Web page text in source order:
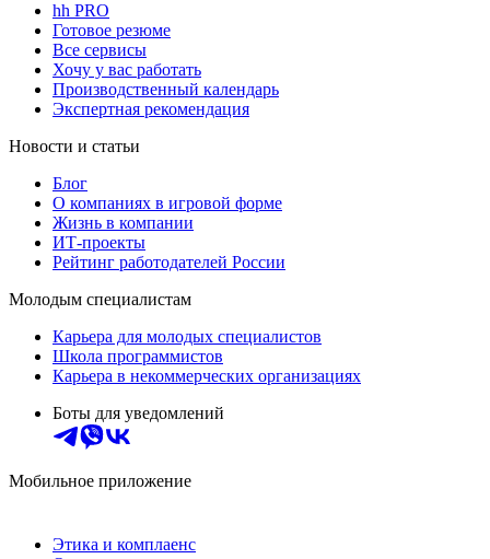
hh PRO
Готовое резюме
Все сервисы
Хочу у вас работать
Производственный календарь
Экспертная рекомендация
Новости и статьи
Блог
О компаниях в игровой форме
Жизнь в компании
ИТ-проекты
Рейтинг работодателей России
Молодым специалистам
Карьера для молодых специалистов
Школа программистов
Карьера в некоммерческих организациях
Боты для уведомлений
Мобильное приложение
Этика и комплаенс